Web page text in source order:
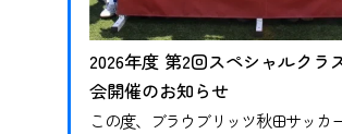
2026年度 第2回スペシャルクラ
会開催のお知らせ
この度、ブラウブリッツ秋田サッカ